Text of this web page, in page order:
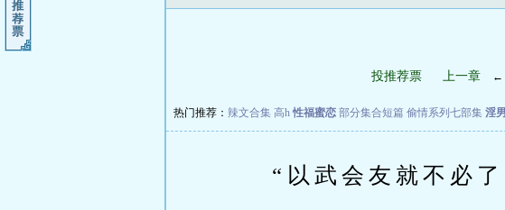
投推荐票 上一章 ←
热门推荐： 辣文合集 高h 性福蜜恋 部分集合短篇 偷情系列七部集 淫
“以武会友就不必了